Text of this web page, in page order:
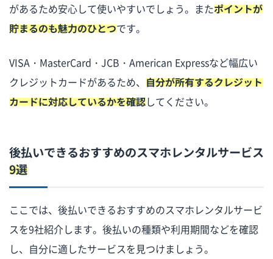
があるため安心して使いやすいでしょう。またポイントが
貯まるのも魅力のひとつです。
VISA・MasterCard・JCB・American Expressなど幅広い
クレジットカードがあるため、 自分が所有するクレジット
カードに対応しているかを確認してください。
後払いできるおすすめのスマホレンタルサービス
9選
ここでは、後払いできるおすすめのスマホレンタルサービ
スを9社紹介します。後払いの種類や利用期間などを確認
し、自分に適したサービスを見つけましょう。